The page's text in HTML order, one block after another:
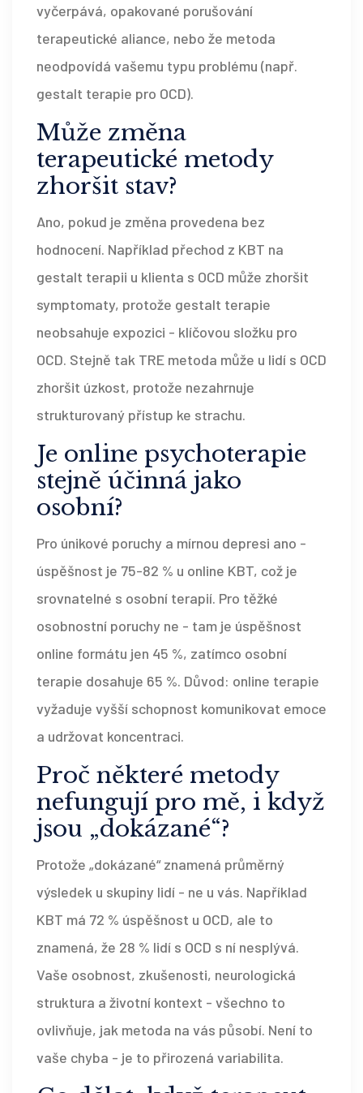
vyčerpává, opakované porušování
terapeutické aliance, nebo že metoda
neodpovídá vašemu typu problému (např.
gestalt terapie pro OCD).
Může změna
terapeutické metody
zhoršit stav?
Ano, pokud je změna provedena bez
hodnocení. Například přechod z KBT na
gestalt terapii u klienta s OCD může zhoršit
symptomaty, protože gestalt terapie
neobsahuje expozici - klíčovou složku pro
OCD. Stejně tak TRE metoda může u lidí s OCD
zhoršit úzkost, protože nezahrnuje
strukturovaný přístup ke strachu.
Je online psychoterapie
stejně účinná jako
osobní?
Pro únikové poruchy a mírnou depresi ano -
úspěšnost je 75-82 % u online KBT, což je
srovnatelné s osobní terapií. Pro těžké
osobnostní poruchy ne - tam je úspěšnost
online formátu jen 45 %, zatímco osobní
terapie dosahuje 65 %. Důvod: online terapie
vyžaduje vyšší schopnost komunikovat emoce
a udržovat koncentraci.
Proč některé metody
nefungují pro mě, i když
jsou „dokázané“?
Protože „dokázané“ znamená průměrný
výsledek u skupiny lidí - ne u vás. Například
KBT má 72 % úspěšnost u OCD, ale to
znamená, že 28 % lidí s OCD s ní nesplývá.
Vaše osobnost, zkušenosti, neurologická
struktura a životní kontext - všechno to
ovlivňuje, jak metoda na vás působí. Není to
vaše chyba - je to přirozená variabilita.